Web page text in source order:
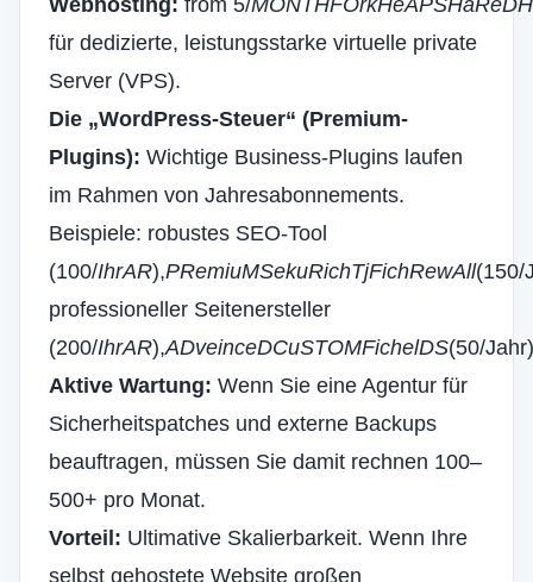
Webhosting: from 5/MONTHFOrkHeAPSHaReDH
für dedizierte, leistungsstarke virtuelle private
Server (VPS).
Die „WordPress-Steuer“ (Premium-
Plugins): Wichtige Business-Plugins laufen
im Rahmen von Jahresabonnements.
Beispiele: robustes SEO-Tool
(100/IhrAR),PRemiuMSekuRichTjFichRewAll(150/
professioneller Seitenersteller
(200/IhrAR),ADveinceDCuSTOMFichelDS(50/
Aktive Wartung: Wenn Sie eine Agentur für
Sicherheitspatches und externe Backups
beauftragen, müssen Sie damit rechnen 100–
500+ pro Monat.
Vorteil: Ultimative Skalierbarkeit. Wenn Ihre
selbst gehostete Website großen